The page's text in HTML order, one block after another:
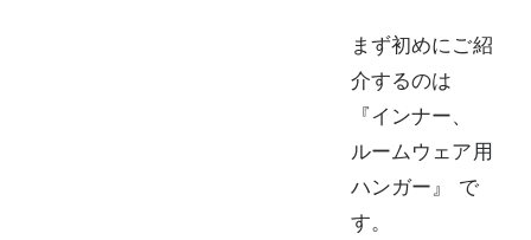
まず初めにご紹
介するのは
『インナー、
ルームウェア用
ハンガー』 で
す。